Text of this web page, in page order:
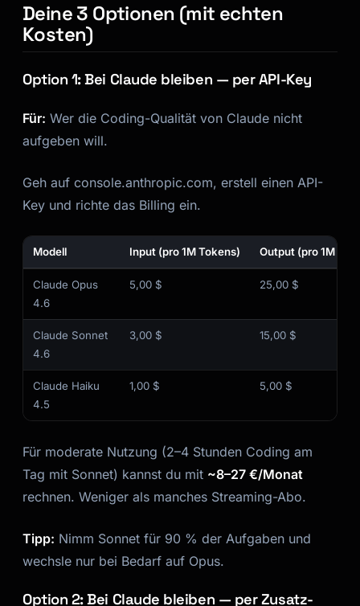
Deine 3 Optionen (mit echten
Kosten)
Option 1: Bei Claude bleiben — per API-Key
Für: Wer die Coding-Qualität von Claude nicht
aufgeben will.
Geh auf console.anthropic.com, erstell einen API-
Key und richte das Billing ein.
Modell Input (pro 1M Tokens) Output (pro 1M
Claude Opus
4.6
5,00 $ 25,00 $
Claude Sonnet
4.6
3,00 $ 15,00 $
Claude Haiku
4.5
1,00 $ 5,00 $
Für moderate Nutzung (2–4 Stunden Coding am
Tag mit Sonnet) kannst du mit ~8–27 €/Monat
rechnen. Weniger als manches Streaming-Abo.
Tipp: Nimm Sonnet für 90 % der Aufgaben und
wechsle nur bei Bedarf auf Opus.
Option 2: Bei Claude bleiben — per Zusatz-